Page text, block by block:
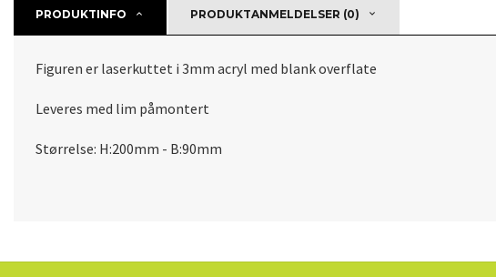
PRODUKTINFO PRODUKTANMELDELSER (0)
Figuren er laserkuttet i 3mm acryl med blank overflate
Leveres med lim påmontert
Størrelse: H:200mm - B:90mm